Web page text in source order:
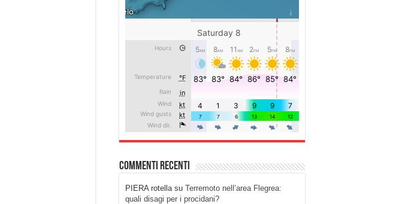
Commenti recenti
PIERA rotellasu Terremoto nell’area Flegrea:
quali disagi per i procidani?